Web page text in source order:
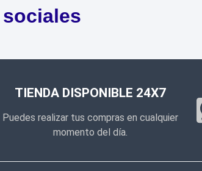
TIENDA DISPONIBLE 24X7
Puedes realizar tus compras en cualquier
momento del día.